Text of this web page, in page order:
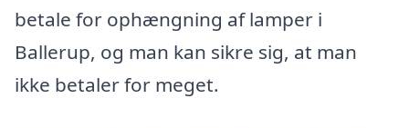
betale for ophængning af lamper i
Ballerup, og man kan sikre sig, at man
ikke betaler for meget.